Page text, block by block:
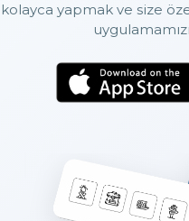
kolayca yapmak ve size